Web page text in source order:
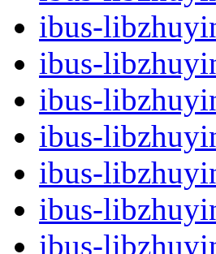
ibus-
ibus-
ibus-
ibus-
ibus-
ibus-
ibus-